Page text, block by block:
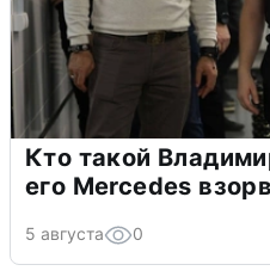
Кто такой
его Mercedes
5 августа 0